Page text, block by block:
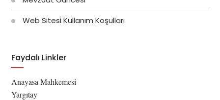
Web Sitesi Kullanım Koşulları
Faydalı Linkler
Anayasa Mahkemesi
Yargıtay